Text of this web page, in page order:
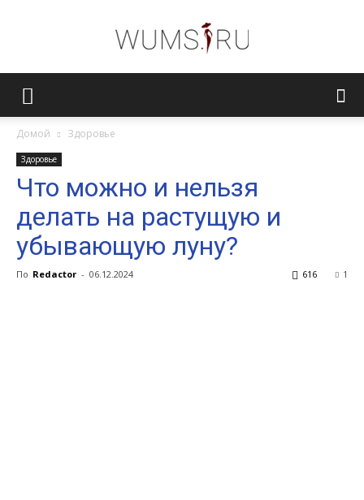
WUMENS.SU
Домой Здоровье
Здоровье
Что можно и нельзя
делать на растущую и
убывающую луну?
По Redactor - 06.12.2024 1
616